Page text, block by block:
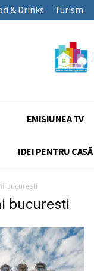
& Drinks Turism
EMISIUNEA TV
IDEI PENTRU CASĂ
bucuresti
bucuresti